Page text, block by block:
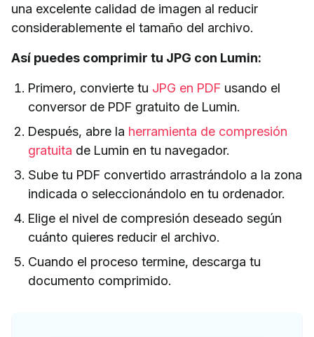
una excelente calidad de imagen al reducir
considerablemente el tamaño del archivo.
Así puedes comprimir tu JPG con Lumin:
Primero, convierte tu JPG en PDF usando el
conversor de PDF gratuito de Lumin.
Después, abre la herramienta de compresión
gratuita de Lumin en tu navegador.
Sube tu PDF convertido arrastrándolo a la zona
indicada o seleccionándolo en tu ordenador.
Elige el nivel de compresión deseado según
cuánto quieres reducir el archivo.
Cuando el proceso termine, descarga tu
documento comprimido.